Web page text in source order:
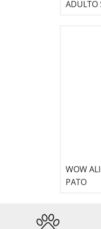
ADULTO
WOW
PATO